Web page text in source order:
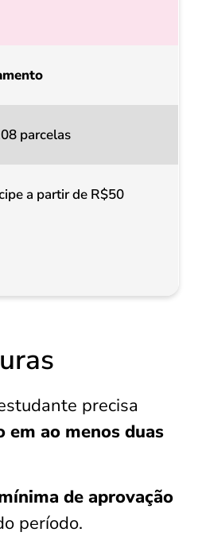
parcelas
a partir de R$50
precisa
em ao menos duas
de aprovação
período.